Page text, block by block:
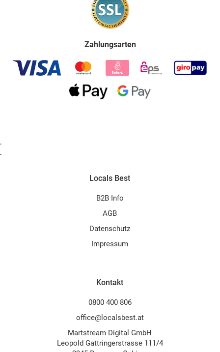
Zahlungsarten
Locals Best
B2B Info
AGB
Datenschutz
Impressum
Kontakt
0800 400 806
office@localsbest.at
Martstream Digital GmbH
Leopold Gattringerstrasse 111/4